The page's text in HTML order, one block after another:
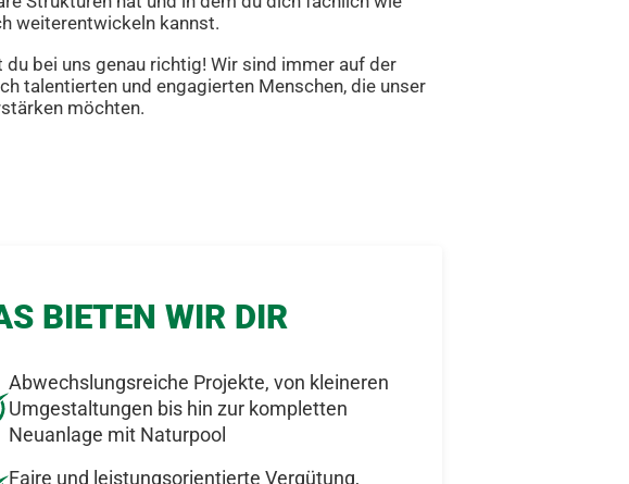
weiterentwickeln kannst.
du bei uns genau richtig! Wir sind immer auf der
talentierten und engagierten Menschen, die unser
möchten.
BIETEN WIR DIR
Abwechslungsreiche Projekte, von kleineren
Umgestaltungen bis hin zur kompletten
Neuanlage mit Naturpool
Faire und leistungsorientierte Vergütung,